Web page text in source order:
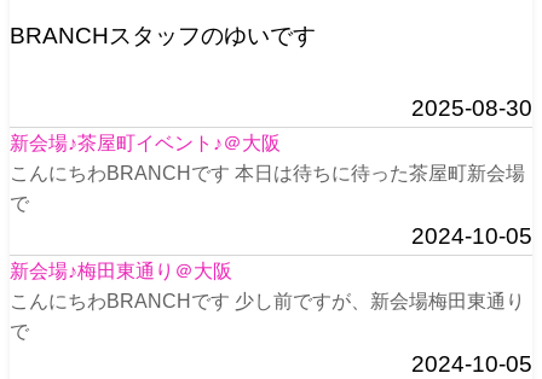
BRANCHスタッフのゆいです
2025-08-30
新会場♪茶屋町イベント♪＠大阪
こんにちわBRANCHです 本日は待ちに待った茶屋町新会場
で
2024-10-05
新会場♪梅田東通り＠大阪
こんにちわBRANCHです 少し前ですが、新会場梅田東通り
で
2024-10-05